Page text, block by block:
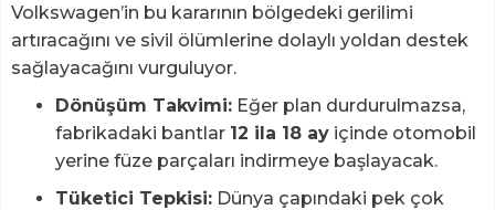
Volkswagen’in bu kararının bölgedeki gerilimi
artıracağını ve sivil ölümlerine dolaylı yoldan destek
sağlayacağını vurguluyor.
Dönüşüm Takvimi: Eğer plan durdurulmazsa,
fabrikadaki bantlar 12 ila 18 ay içinde otomobil
yerine füze parçaları indirmeye başlayacak.
Tüketici Tepkisi: Dünya çapındaki pek çok